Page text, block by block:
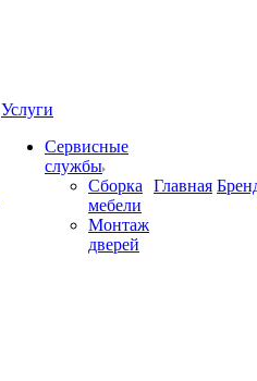
Услуги
Сервисные
службы
Сборка
мебели
Монтаж
дверей
Главная